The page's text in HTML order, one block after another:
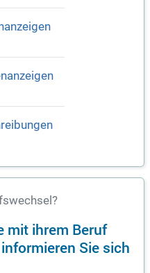
mit ihrem Beruf
Sie sich